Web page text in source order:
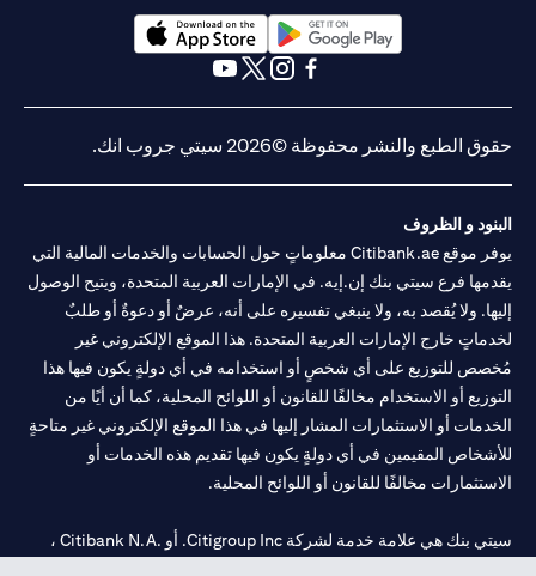
(opens in a new tab)
حقوق الطبع والنشر محفوظة ©2026 سيتي جروب انك.
البنود و الظروف
يوفر موقع Citibank.ae معلوماتٍ حول الحسابات والخدمات المالية التي
يقدمها فرع سيتي بنك إن.إيه. في الإمارات العربية المتحدة، ويتيح الوصول
إليها. ولا يُقصد به، ولا ينبغي تفسيره على أنه، عرضٌ أو دعوةٌ أو طلبٌ
لخدماتٍ خارج الإمارات العربية المتحدة. هذا الموقع الإلكتروني غير
مُخصص للتوزيع على أي شخصٍ أو استخدامه في أي دولةٍ يكون فيها هذا
التوزيع أو الاستخدام مخالفًا للقانون أو اللوائح المحلية، كما أن أيًا من
الخدمات أو الاستثمارات المشار إليها في هذا الموقع الإلكتروني غير متاحةٍ
للأشخاص المقيمين في أي دولةٍ يكون فيها تقديم هذه الخدمات أو
الاستثمارات مخالفًا للقانون أو اللوائح المحلية.
سيتي بنك هي علامة خدمة لشركة Citigroup Inc. أو .Citibank N.A ،